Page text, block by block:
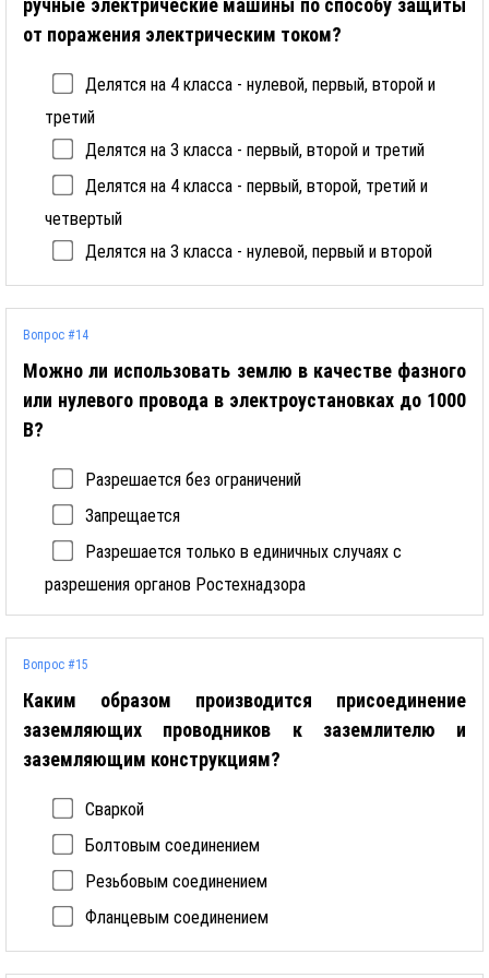
ручные электрические машины по способу защиты
от поражения электрическим током?
Делятся на 4 класса - нулевой, первый, второй и
третий
Делятся на 3 класса - первый, второй и третий
Делятся на 4 класса - первый, второй, третий и
четвертый
Делятся на 3 класса - нулевой, первый и второй
Вопрос #14
Можно ли использовать землю в качестве фазного
или нулевого провода в электроустановках до 1000
В?
Разрешается без ограничений
Запрещается
Разрешается только в единичных случаях с
разрешения органов Ростехнадзора
Вопрос #15
Каким образом производится присоединение
заземляющих проводников к заземлителю и
заземляющим конструкциям?
Сваркой
Болтовым соединением
Резьбовым соединением
Фланцевым соединением